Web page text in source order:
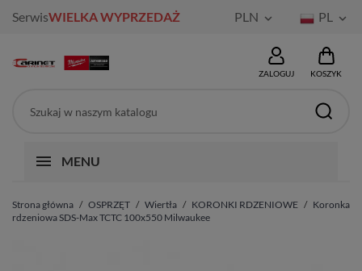
SerwisWIELKA WYPRZEDAŻ PLN  PL 
ZALOGUJ KOSZYK
MENU
Strona główna OSPRZĘT Wiertła KORONKI RDZENIOWE
Koronka
rdzeniowa SDS-Max TCTC 100x550 Milwaukee